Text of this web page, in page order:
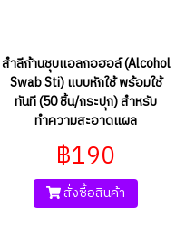
สำลีก้านชุบแอลกอฮอล์ (Alcohol
Swab Sti) แบบหักใช้ พร้อมใช้
ทันที (50 ชิ้น/กระปุก) สำหรับ
ทำความสะอาดแผล
฿190
สั่งซื้อสินค้า